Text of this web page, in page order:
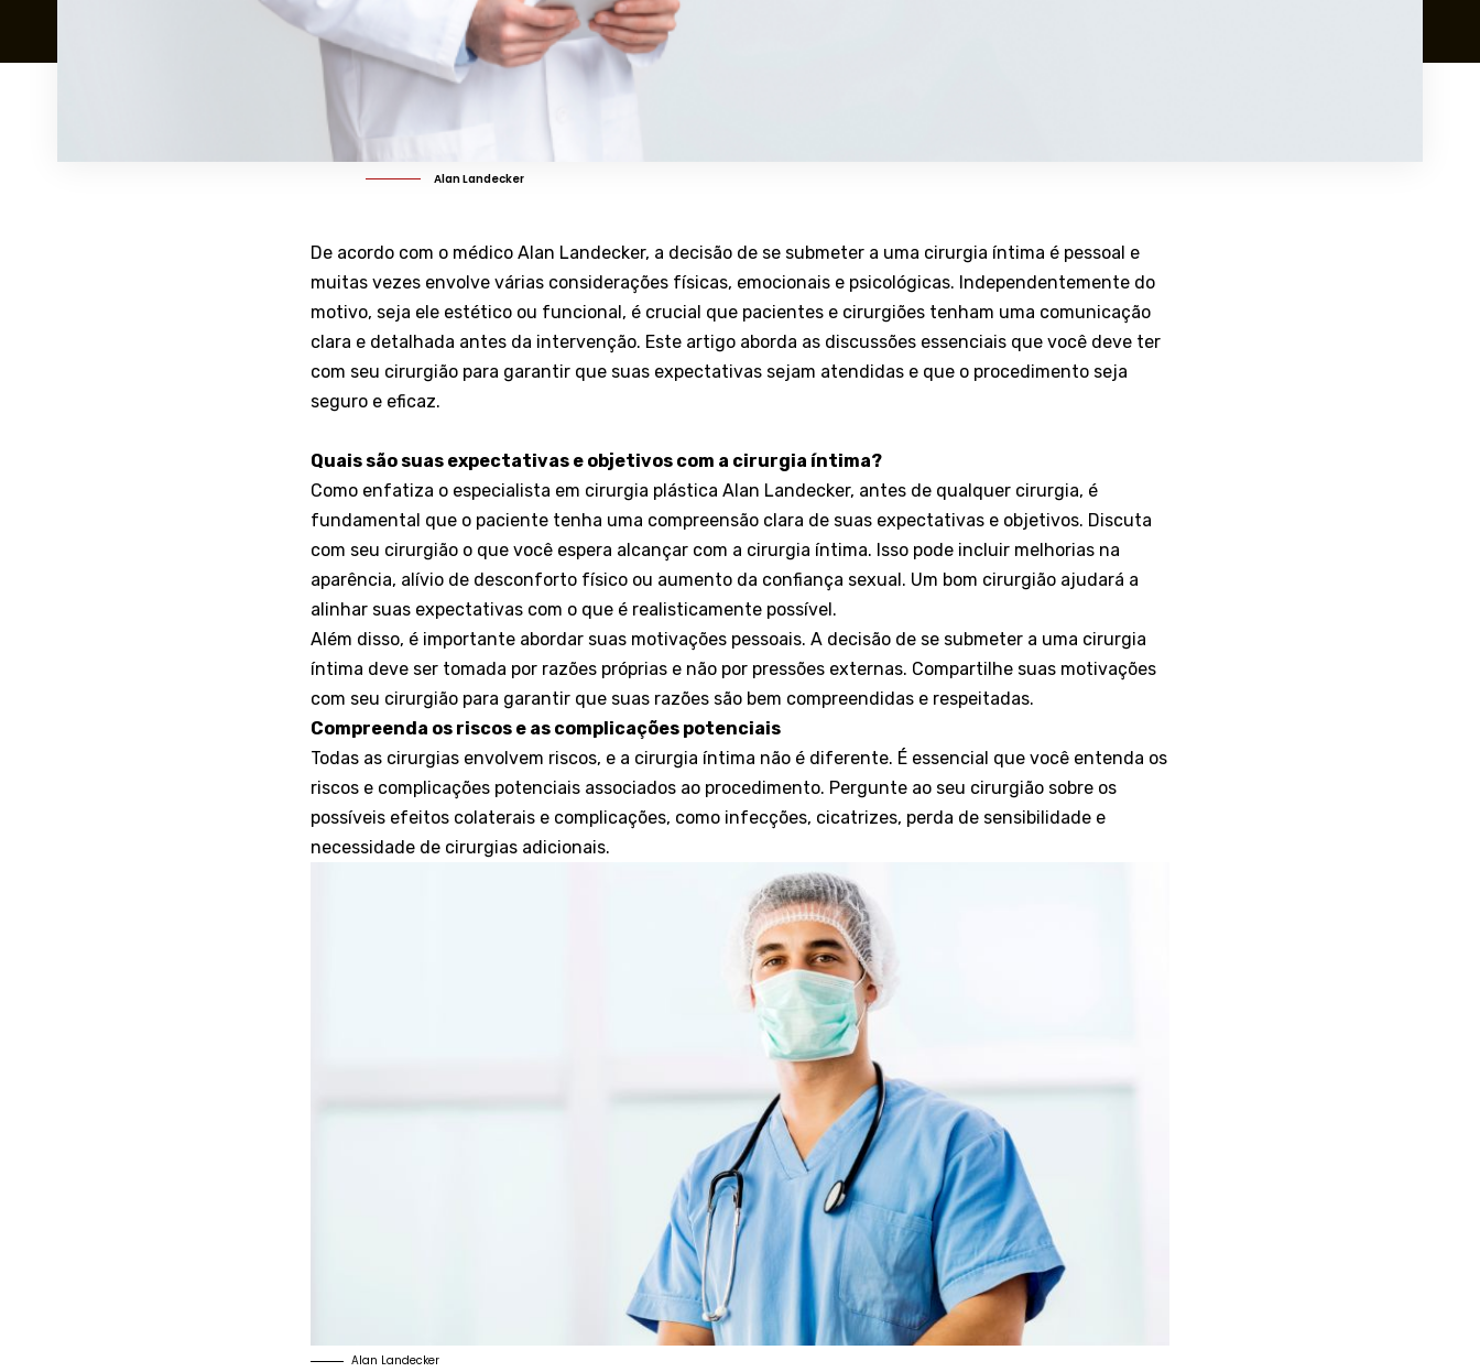
Alan Landecker
De acordo com o médico Alan Landecker, a decisão de se submeter a uma cirurgia íntima é pessoal e
muitas vezes envolve várias considerações físicas, emocionais e psicológicas. Independentemente do
motivo, seja ele estético ou funcional, é crucial que pacientes e cirurgiões tenham uma comunicação
clara e detalhada antes da intervenção. Este artigo aborda as discussões essenciais que você deve ter
com seu cirurgião para garantir que suas expectativas sejam atendidas e que o procedimento seja
seguro e eficaz.
Quais são suas expectativas e objetivos com a cirurgia íntima?
Como enfatiza o especialista em cirurgia plástica Alan Landecker, antes de qualquer cirurgia, é
fundamental que o paciente tenha uma compreensão clara de suas expectativas e objetivos. Discuta
com seu cirurgião o que você espera alcançar com a cirurgia íntima. Isso pode incluir melhorias na
aparência, alívio de desconforto físico ou aumento da confiança sexual. Um bom cirurgião ajudará a
alinhar suas expectativas com o que é realisticamente possível.
Além disso, é importante abordar suas motivações pessoais. A decisão de se submeter a uma cirurgia
íntima deve ser tomada por razões próprias e não por pressões externas. Compartilhe suas motivações
com seu cirurgião para garantir que suas razões são bem compreendidas e respeitadas.
Compreenda os riscos e as complicações potenciais
Todas as cirurgias envolvem riscos, e a cirurgia íntima não é diferente. É essencial que você entenda os
riscos e complicações potenciais associados ao procedimento. Pergunte ao seu cirurgião sobre os
possíveis efeitos colaterais e complicações, como infecções, cicatrizes, perda de sensibilidade e
necessidade de cirurgias adicionais.
Alan Landecker